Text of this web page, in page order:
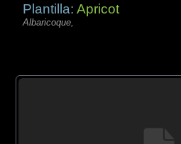
Plantilla:Apricot
Albaricoque,